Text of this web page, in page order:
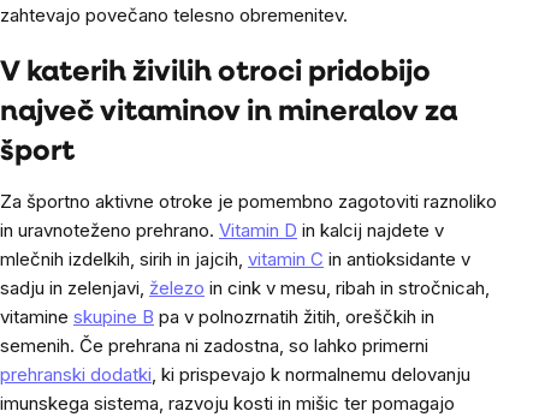
zahtevajo povečano telesno obremenitev.
V katerih živilih otroci pridobijo
največ vitaminov in mineralov za
šport
Za športno aktivne otroke je pomembno zagotoviti raznoliko
in uravnoteženo prehrano. Vitamin D in kalcij najdete v
mlečnih izdelkih, sirih in jajcih, vitamin C in antioksidante v
sadju in zelenjavi, železo in cink v mesu, ribah in stročnicah,
vitamine skupine B pa v polnozrnatih žitih, oreščkih in
semenih. Če prehrana ni zadostna, so lahko primerni
prehranski dodatki, ki prispevajo k normalnemu delovanju
imunskega sistema, razvoju kosti in mišic ter pomagajo